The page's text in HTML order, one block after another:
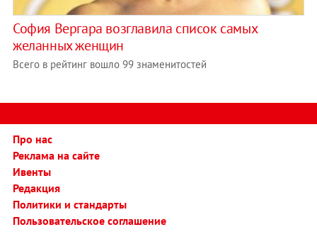
София Вергара возглавила список самых
желанных женщин
Всего в рейтинг вошло 99 знаменитостей
Про нас
Реклама на сайте
Ивенты
Редакция
Политики и стандарты
Пользовательское соглашение